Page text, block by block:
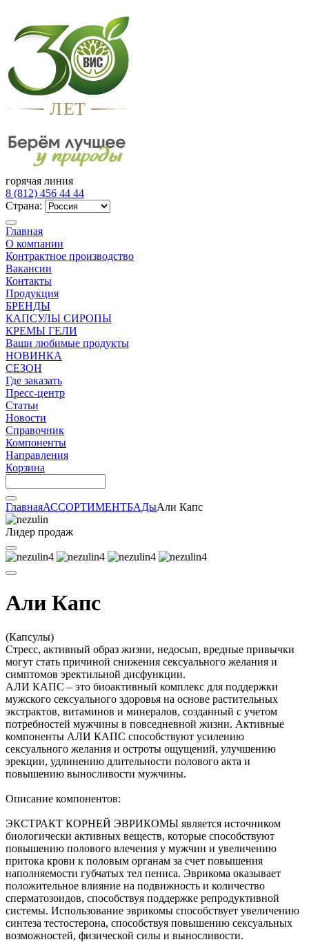
ЛЕТ
горячая линия
8 (812) 456 44 44
Страна:
Главная
О компании
Контрактное производство
Вакансии
Контакты
Продукция
БРЕНДЫ
КАПСУЛЫ СИРОПЫ
КРЕМЫ ГЕЛИ
Ваши любимые продукты
НОВИНКА
СЕЗОН
Где заказать
Пресс-центр
Статьи
Новости
Справочник
Компоненты
Направления
Корзина
ГлавнаяАССОРТИМЕНТБАДыАли Капс
Лидер продаж
Али Капс
(Капсулы)
Стресс, активный образ жизни, недосып, вредные привычки
могут стать причиной снижения сексуального желания и
симптомов эректильной дисфункции.
АЛИ КАПС – это биоактивный комплекс для поддержки
мужского сексуального здоровья на основе растительных
экстрактов, витаминов и минералов, созданный с учетом
потребностей мужчины в повседневной жизни. Активные
компоненты АЛИ КАПС способствуют усилению
сексуального желания и остроты ощущений, улучшению
эрекции, удлинению длительности полового акта и
повышению выносливости мужчины.
Описание компонентов:
ЭКСТРАКТ КОРНЕЙ ЭВРИКОМЫ является источником
биологически активных веществ, которые способствуют
повышению полового влечения у мужчин и увеличению
притока крови к половым органам за счет повышения
наполняемости губчатых тел пениса. Эврикома оказывает
положительное влияние на подвижность и количество
сперматозоидов, способствуя поддержке репродуктивной
системы. Использование эврикомы способствует увеличению
синтеза тестостерона, способствуя повышению сексуальных
возможностей, физической силы и выносливости.